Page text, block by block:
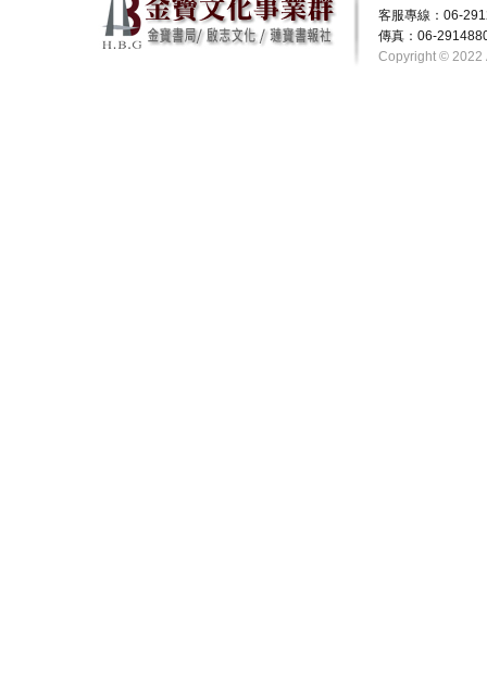
客服專線：06-
傳真：06-
Copyright © 2022